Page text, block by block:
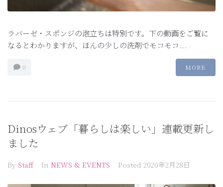
ラバーゼ・スポンジの泡立ちは特別です。下の動画をご覧に
なるとわかりますが、ほんの少しの洗剤でモコモコ...
0 MORE
Dinosウェブ「暮らしは楽しい」連載更新し
ました
By Staff In NEWS & EVENTS Posted 2020年2月28日